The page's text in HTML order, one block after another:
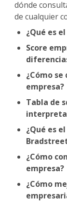
dónde
de cualquier
¿Qué es
Score
¿Cómo
empresa?
Tabla de
¿Qué es
¿Cómo
empresa?
¿Cómo